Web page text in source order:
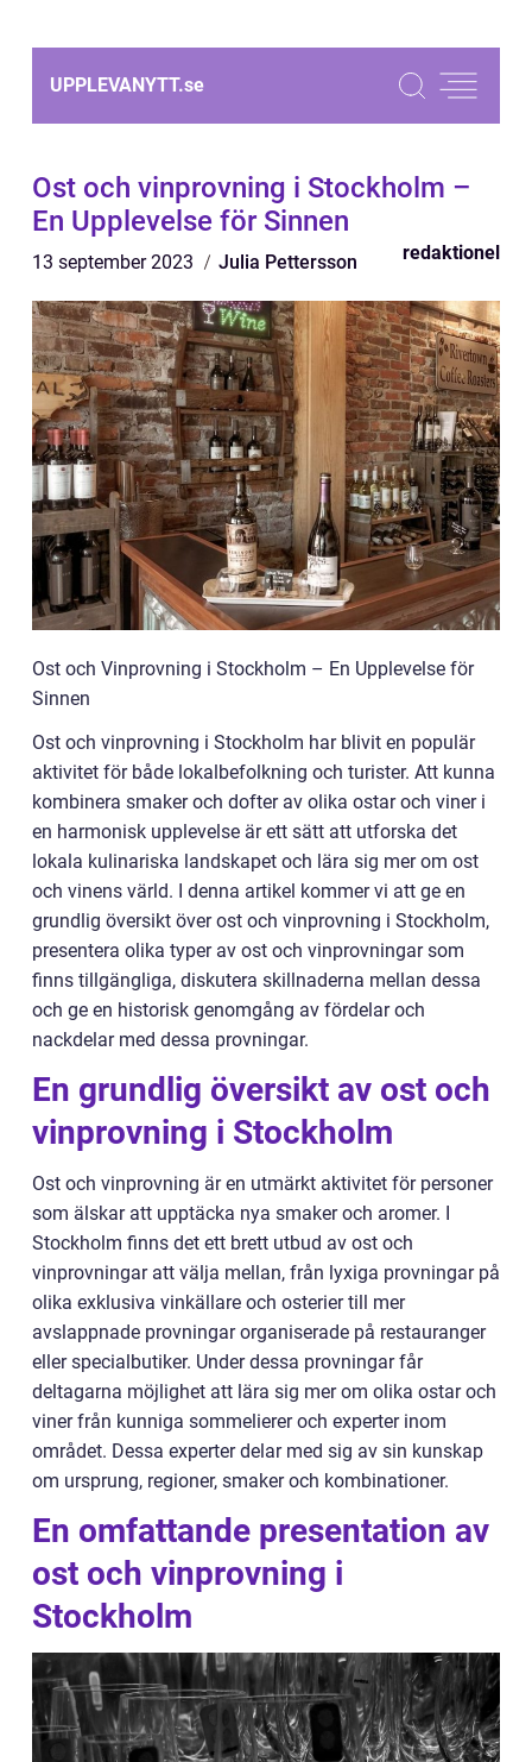
UPPLEVANYTT.se
Ost och vinprovning i Stockholm –
En Upplevelse för Sinnen
13 september 2023 Julia Pettersson redaktionel
Ost och Vinprovning i Stockholm – En Upplevelse för
Sinnen
Ost och vinprovning i Stockholm har blivit en populär
aktivitet för både lokalbefolkning och turister. Att kunna
kombinera smaker och dofter av olika ostar och viner i
en harmonisk upplevelse är ett sätt att utforska det
lokala kulinariska landskapet och lära sig mer om ost
och vinens värld. I denna artikel kommer vi att ge en
grundlig översikt över ost och vinprovning i Stockholm,
presentera olika typer av ost och vinprovningar som
finns tillgängliga, diskutera skillnaderna mellan dessa
och ge en historisk genomgång av fördelar och
nackdelar med dessa provningar.
En grundlig översikt av ost och
vinprovning i Stockholm
Ost och vinprovning är en utmärkt aktivitet för personer
som älskar att upptäcka nya smaker och aromer. I
Stockholm finns det ett brett utbud av ost och
vinprovningar att välja mellan, från lyxiga provningar på
olika exklusiva vinkällare och osterier till mer
avslappnade provningar organiserade på restauranger
eller specialbutiker. Under dessa provningar får
deltagarna möjlighet att lära sig mer om olika ostar och
viner från kunniga sommelierer och experter inom
området. Dessa experter delar med sig av sin kunskap
om ursprung, regioner, smaker och kombinationer.
En omfattande presentation av
ost och vinprovning i
Stockholm